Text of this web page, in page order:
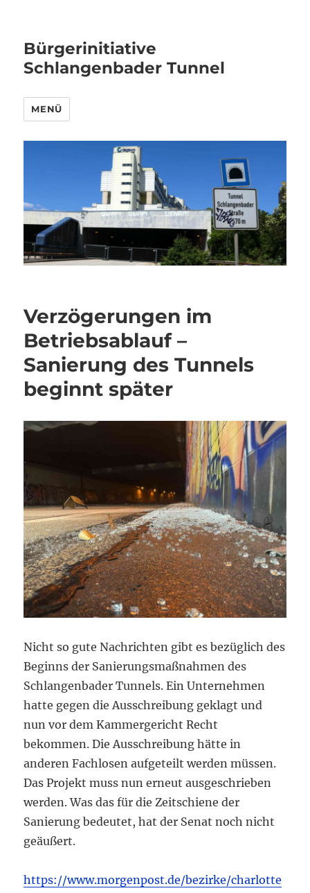
Bürgerinitiative
Schlangenbader Tunnel
MENÜ
Verzögerungen im
Betriebsablauf –
Sanierung des Tunnels
beginnt später
Nicht so gute Nachrichten gibt es bezüglich des
Beginns der Sanierungsmaßnahmen des
Schlangenbader Tunnels. Ein Unternehmen
hatte gegen die Ausschreibung geklagt und
nun vor dem Kammergericht Recht
bekommen. Die Ausschreibung hätte in
anderen Fachlosen aufgeteilt werden müssen.
Das Projekt muss nun erneut ausgeschrieben
werden. Was das für die Zeitschiene der
Sanierung bedeutet, hat der Senat noch nicht
geäußert.
https://www.morgenpost.de/bezirke/charlotte